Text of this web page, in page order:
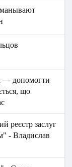
— допомогти
що
реєстр заслуг
- Владислав